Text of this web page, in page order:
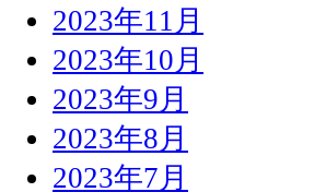
2023年11月
2023年10月
2023年9月
2023年8月
2023年7月